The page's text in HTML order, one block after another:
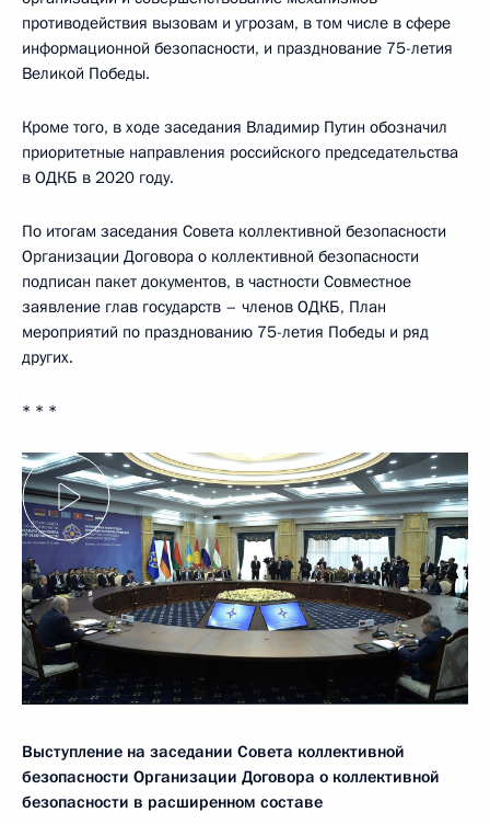
противодействия вызовам и угрозам, в том числе в сфере
информационной безопасности, и празднование 75-летия
Великой Победы.
Кроме того, в ходе заседания Владимир Путин обозначил
приоритетные направления российского председательства
в ОДКБ в 2020 году.
По итогам заседания Совета коллективной безопасности
Организации Договора о коллективной безопасности
подписан пакет документов, в частности Совместное
заявление глав государств – членов ОДКБ, План
мероприятий по празднованию 75-летия Победы и ряд
других.
* * *
Выступление на заседании Совета коллективной
безопасности Организации Договора о коллективной
безопасности в расширенном составе